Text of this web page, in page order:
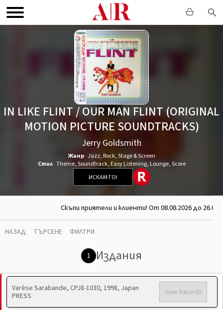
IN LIKE FLINT / OUR MAN FLINT (ORIGINAL
MOTION PICTURE SOUNDTRACKS)
Jerry Goldsmith
Жанр Jazz,Rock,Stage & Screen
Стил Theme,Soundtrack,Easy Listening,Lounge,Score
ИСКАМ ГО!
Скъпи приятели и клиенти! От 08.08.2026 до
НАЗАД ТЪРСЕНЕ ФИЛТРИ
1 Издания
Varèse Sarabande, CPJ8-1030, 1998, Japan
PRESS
View Records